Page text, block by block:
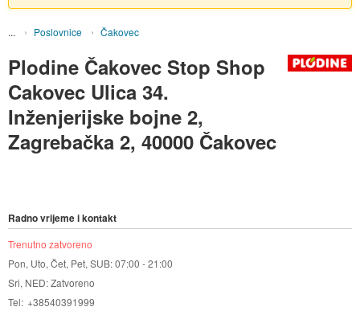
Poslovnice Čakovec
Plodine Čakovec Stop Shop
Cakovec Ulica 34.
Inženjerijske bojne 2,
Zagrebačka 2, 40000 Čakovec
Radno vrijeme i kontakt
Trenutno zatvoreno
Pon, Uto, Čet, Pet, SUB: 07:00 - 21:00
Sri, NED: Zatvoreno
Tel +38540391999